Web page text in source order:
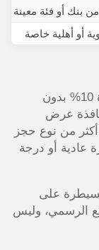
بنك أو فئة معينة
أو أهلية خاصة
السبب الأول أنه واضح: نسبة خصم مباشرة 10% بدون
نافذة عرض
من نوع حجز
عادية أو درجة
على
الرسمي، وليس